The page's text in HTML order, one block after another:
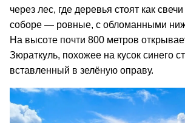
через лес, где деревья стоят как
соборе — ровные, с обломанными
На высоте почти 800 метров
Зюраткуль, похожее на кусок синего
вставленный в зелёную оправу.